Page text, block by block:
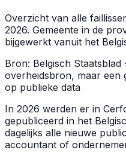
Overzicht van alle
2026. Gemeente in de
bijgewerkt vanuit het
Bron: Belgisch Staatsblad
overheidsbron, maar een
op publieke data
In 2026 werden er in
gepubliceerd in het
dagelijks alle nieuwe
accountant of